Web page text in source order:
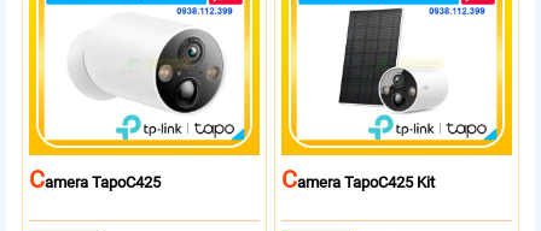
CAmera TapoC425 CAmera TapoC425 Kit